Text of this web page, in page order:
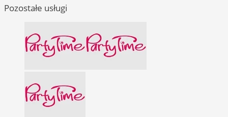
Pozostałe usługi